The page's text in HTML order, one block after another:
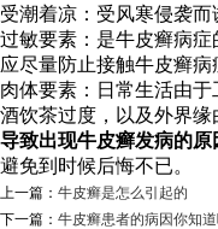
受潮着凉：受风寒侵袭
过敏要素：是牛皮癣病
应尽量防止接触牛皮癣病
肉体要素：日常生活由
酒饮茶过度，以及外界
导致出现牛皮癣发病的原
避免到时候后悔不已。
上一篇： 牛皮癣是怎么引起的
下一篇： 牛皮癣患者的病因你知